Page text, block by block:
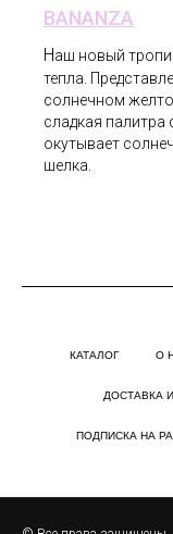
BANANZA
Наш новый
тепла.
солнечном
сладкая
окутывает
шелка.
КАТАЛОГ О
ДОСТАВКА
ПОДПИСКА НА